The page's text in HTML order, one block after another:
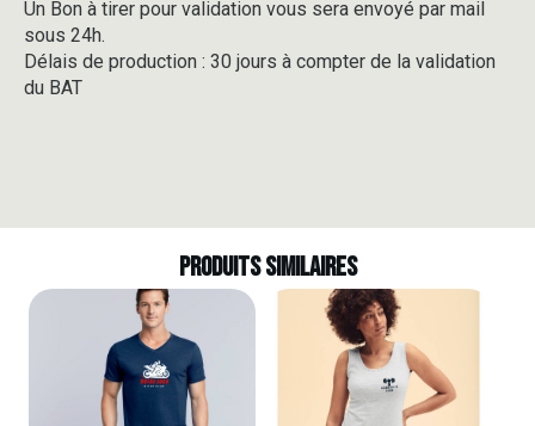
Un Bon à tirer pour validation vous sera envoyé par mail
sous 24h.
Délais de production : 30 jours à compter de la validation
du BAT
Produits similaires